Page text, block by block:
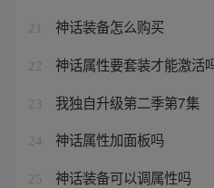
21 神话装备怎么购买
22 神话属性要套装才能激活
23 我独自升级第二季第7集
24 神话属性加面板吗
25 神话装备可以调属性吗